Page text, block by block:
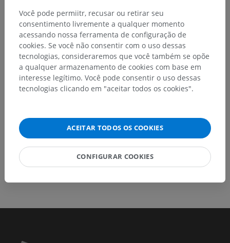
Não hesite em nos sugerir uma correção, tradução ou
melhora de conteúdo.
Relatar um problema
BAIXE O APLICATIVO
Você pode permiitr, recusar ou retirar seu
consentimento livremente a qualquer momento
acessando nossa ferramenta de configuração de
cookies. Se você não consentir com o uso dessas
tecnologias, consideraremos que você também se opõe
a qualquer armazenamento de cookies com base em
interesse legítimo. Você pode consentir o uso dessas
tecnologias clicando em "aceitar todos os cookies".
ACEITAR TODOS OS COOKIES
CONFIGURAR COOKIES